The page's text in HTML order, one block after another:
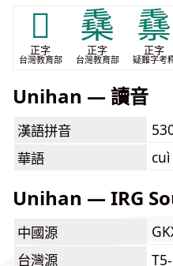
𣀔
正字
台灣教育部
㯔
正字
台灣教育部
䄟
正字
疑難字考
Unihan — 讀音
漢語拼音
華語
cuì
Unihan — IRG
中國源
台灣源